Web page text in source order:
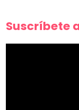
Suscríbete